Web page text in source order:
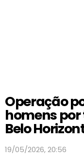
Operação
homens
Belo
19/05/2026, 20:56